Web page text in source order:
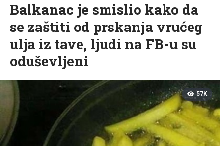
Balkanac je smislio kako da
se zaštiti od prskanja vrućeg
ulja iz tave, ljudi na FB-u su
oduševljeni
57K